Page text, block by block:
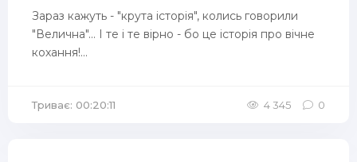
Зараз кажуть - "крута історія", колись говорили
"Велична"... І те і те вірно - бо це історія про вічне
кохання!...
Триває: 00:20:11 4 345 0